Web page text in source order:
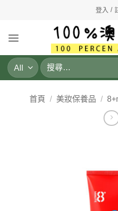
登入 /
搜
尋
鍵
首頁 / 美妝保養品 /